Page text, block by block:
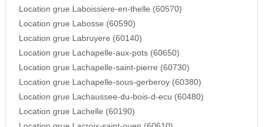
Location grue Laboissiere-en-thelle (60570)
Location grue Labosse (60590)
Location grue Labruyere (60140)
Location grue Lachapelle-aux-pots (60650)
Location grue Lachapelle-saint-pierre (60730)
Location grue Lachapelle-sous-gerberoy (60380)
Location grue Lachaussee-du-bois-d-ecu (60480)
Location grue Lachelle (60190)